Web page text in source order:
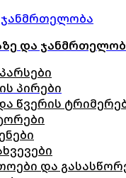
და
პირები
წვერის
და